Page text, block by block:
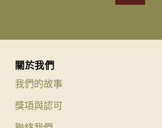
關於我們
我們的故事
獎項與認可